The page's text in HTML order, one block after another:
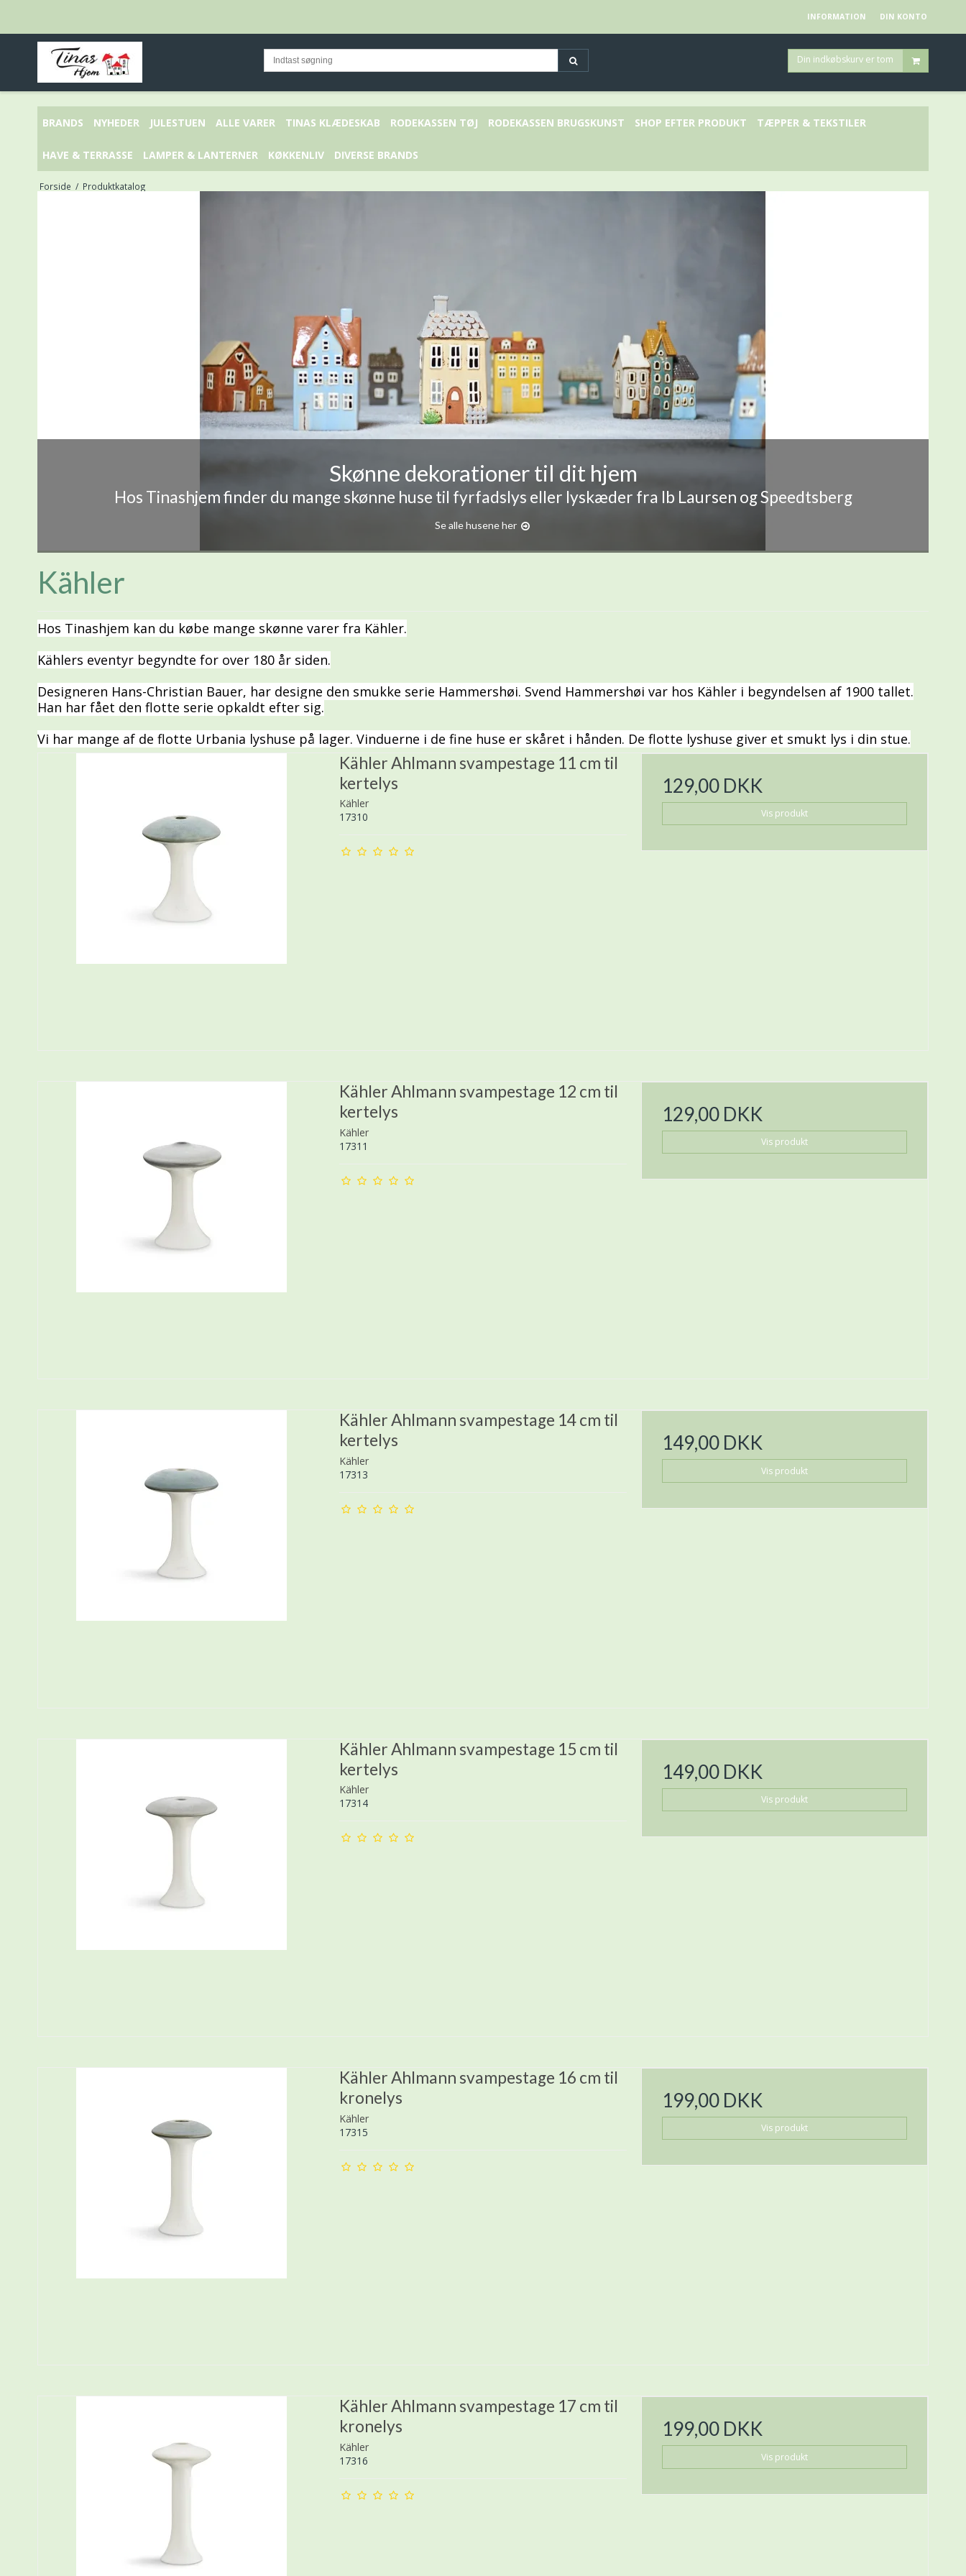
INFORMATION DIN KONTO
Din indkøbskurv er tom
BRANDS NYHEDER JULESTUEN ALLE VARER TINAS KLÆDESKAB RODEKASSEN TØJ RODEKASSEN BRUGSKUNST SHOP EFTER PRODUKT TÆPPER & TEKSTILER
HAVE & TERRASSE LAMPER & LANTERNER KØKKENLIV DIVERSE BRANDS
Forside / Produktkatalog
Skønne dekorationer til dit hjem
Hos Tinashjem finder du mange skønne huse til fyrfadslys eller lyskæder fra Ib Laursen og Speedtsberg
Se alle husene her
Kähler
Hos Tinashjem kan du købe mange skønne varer fra Kähler.
Kählers eventyr begyndte for over 180 år siden.
Designeren Hans-Christian Bauer, har designe den smukke serie Hammershøi. Svend Hammershøi var hos Kähler i begyndelsen af 1900 tallet.
Han har fået den flotte serie opkaldt efter sig.
Vi har mange af de flotte Urbania lyshuse på lager. Vinduerne i de fine huse er skåret i hånden. De flotte lyshuse giver et smukt lys i din stue.
Kähler Ahlmann svampestage 11 cm til
kertelys
Kähler
17310
129,00 DKK
Vis produkt
Kähler Ahlmann svampestage 12 cm til
kertelys
Kähler
17311
129,00 DKK
Vis produkt
Kähler Ahlmann svampestage 14 cm til
kertelys
Kähler
17313
149,00 DKK
Vis produkt
Kähler Ahlmann svampestage 15 cm til
kertelys
Kähler
17314
149,00 DKK
Vis produkt
Kähler Ahlmann svampestage 16 cm til
kronelys
Kähler
17315
199,00 DKK
Vis produkt
Kähler Ahlmann svampestage 17 cm til
kronelys
Kähler
17316
199,00 DKK
Vis produkt